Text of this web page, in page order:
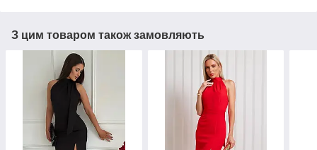
З цим товаром також замовляють